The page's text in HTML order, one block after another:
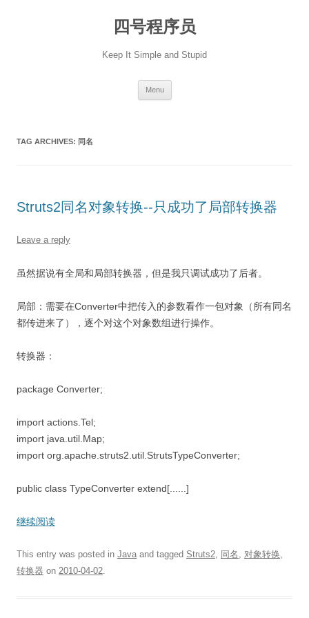
四号程序员
Keep It Simple and Stupid
Menu
TAG ARCHIVES: 同名
Struts2同名对象转换--只成功了局部转换器
Leave a reply
虽然据说有全局和局部转换器，但是我只调试成功了后者。
局部：需要在Converter中把传入的参数看作一包对象（所有同名
都传进来了），逐个对这个对象数组进行操作。
转换器：
package Converter;
import actions.Tel;
import java.util.Map;
import org.apache.struts2.util.StrutsTypeConverter;
public class TypeConverter extend[......]
继续阅读
This entry was posted in Java and tagged Struts2, 同名 , 对象转换,
转换器 on 2010-04-02.